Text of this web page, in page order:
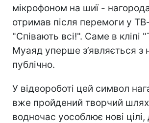
мікрофоном на шиї -
отримав після перемоги у
"Співають всі!". Саме в кліпі
Муаяд уперше з’являється з
публічно.
У відеороботі цей символ
вже пройдений творчий шлях
водночас уособлює нові цілі,